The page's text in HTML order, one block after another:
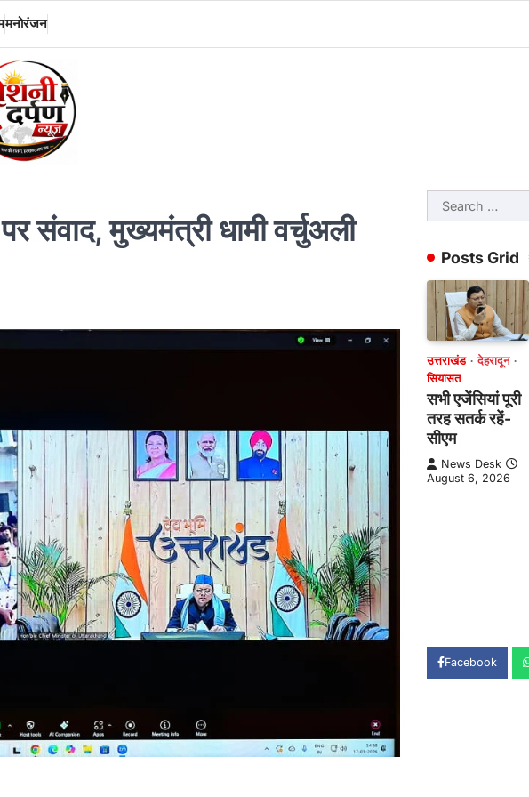
मनोरंजन
संवाद, मुख्यमंत्री धामी वर्चुअली
Search
for:
Posts Grid
उत्तराखंड
देहरादून
सियासत
सभी एजेंसियां पूरी
तरह सतर्क रहें-
सीएम
News Desk
August 6, 2026
Facebook